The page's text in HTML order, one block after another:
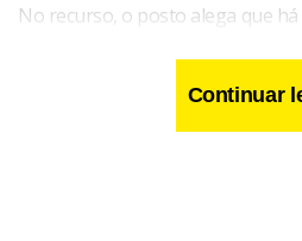
No recurso, o posto alega que
que não tem o dever de indenizar
Defende a inexistência de
experimentados pelos autores.
Continuar